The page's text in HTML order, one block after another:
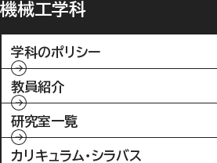
機械工学科
学科のポリシー
教員紹介
研究室一覧
カリキュラム・シラバス